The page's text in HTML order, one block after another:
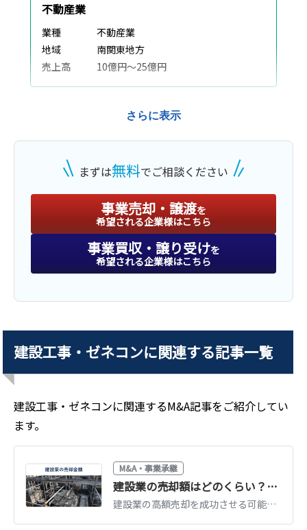
不動産業
業種
不動産業
地域
南関東地方
売上高
10億円～25億円
建機リース業
南関東地方
1億円～2億5,000万円
株式譲渡
土木建築等請負業
売上高
10億円～25億円
さらに表示
まずは無料でご相談ください
事業売却・譲渡を
希望される企業様はこちら
事業買収・譲り受けを
希望される企業様はこちら
建設工事・ゼネコンに関連する記事一覧
建設工事・ゼネコンに関連するM&A記事をご紹介してい
ます。
M&A・事業承継
建設業の売却額はどのくらい？高額で売却するポイントと注意点
建設業の高額売却を成功させる可能性を高めるためには、建設業に特有のポイントを押さえることが重要です。建設業の売却手法や売却額を左右する要因、許認可などに関する注意点をくわしく解説します。(執筆者：京都大学文学部卒の企業法務・金融専門ライター 相良義勝)